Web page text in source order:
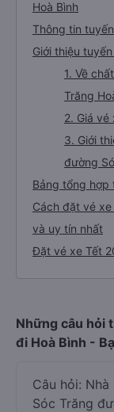
Hoà Bình
Thông tin
Giới thiệu
1. Về
Trăng
2. Giá vé
3. Giới
đường
Bảng tổng hợp
Cách đặt vé
và uy tín nhất
Đặt vé xe Tết
Những câu hỏi
đi Hoà Bình -
Câu hỏi:
Sóc Trăng